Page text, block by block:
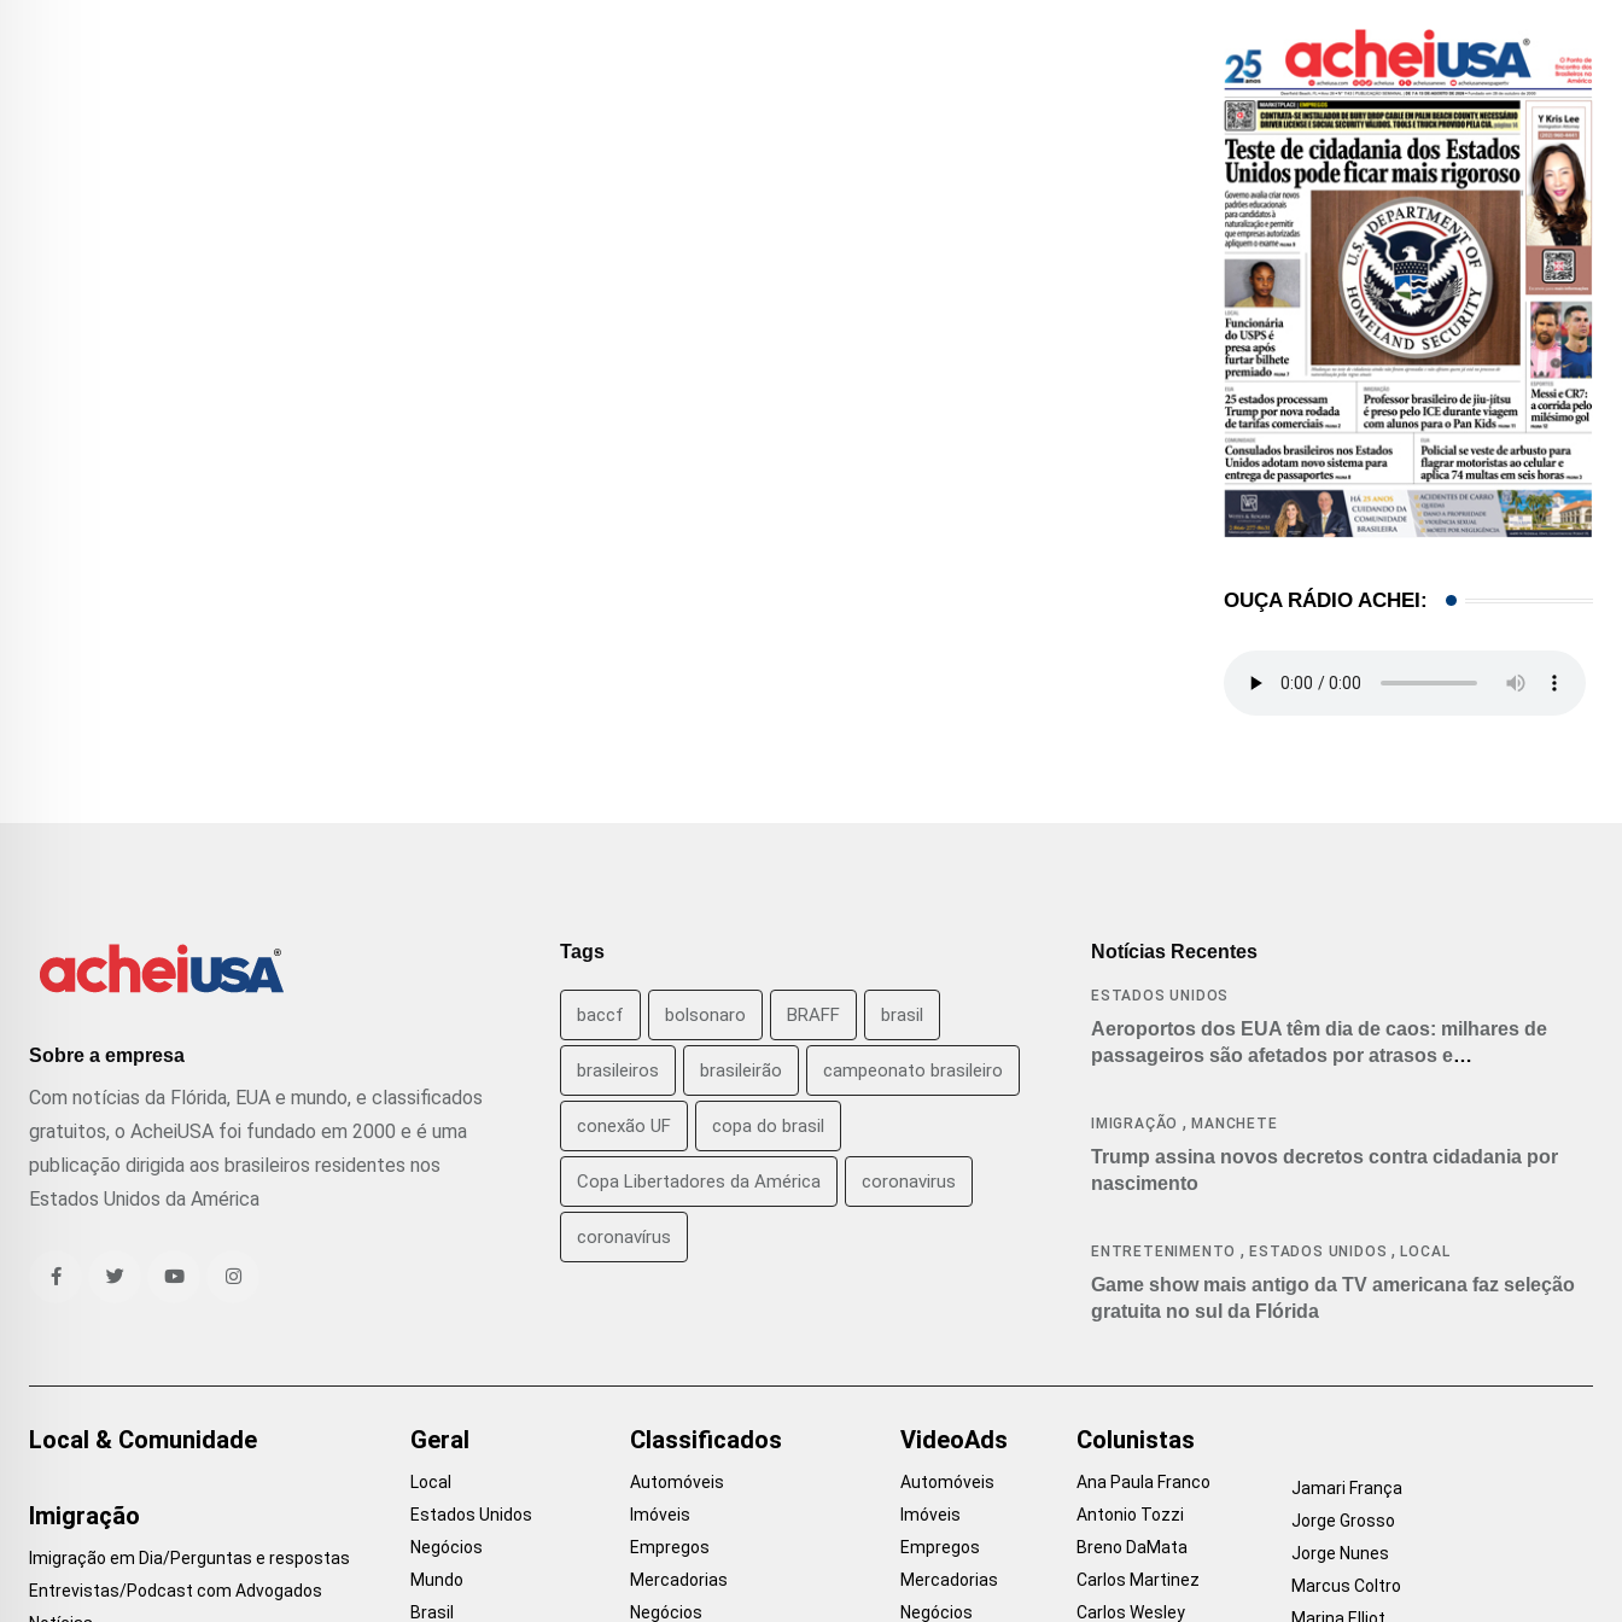
OUÇA RÁDIO ACHEI:
Sobre a empresa
Com notícias da Flórida, EUA e mundo, e classificados
gratuitos, o AcheiUSA foi fundado em 2000 e é uma
publicação dirigida aos brasileiros residentes nos
Estados Unidos da América
Tags
baccf bolsonaro BRAFF brasil
brasileiros brasileirão campeonato brasileiro
conexão UF copa do brasil
Copa Libertadores da América coronavirus
coronavírus
Notícias Recentes
ESTADOS UNIDOS
Aeroportos dos EUA têm dia de caos: milhares de
passageiros são afetados por atrasos e
IMIGRAÇÃO ,MANCHETE
Trump assina novos decretos contra cidadania por
nascimento
ENTRETENIMENTO ,ESTADOS UNIDOS ,LOCAL
Game show mais antigo da TV americana faz seleção
gratuita no sul da Flórida
Local & Comunidade
Imigração
Imigração em Dia/Perguntas e respostas
Entrevistas/Podcast com Advogados
Geral
Local
Estados Unidos
Negócios
Mundo
Brasil
Classificados
Automóveis
Imóveis
Empregos
Mercadorias
Negócios
VideoAds
Automóveis
Imóveis
Empregos
Mercadorias
Negócios
Colunistas
Ana Paula Franco
Antonio Tozzi
Breno DaMata
Carlos Martinez
Carlos Wesley
Jamari França
Jorge Grosso
Jorge Nunes
Marcus Coltro